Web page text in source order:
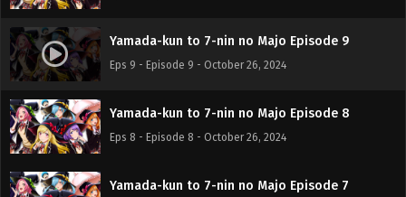
Yamada-kun to 7-nin no Majo Episode 9
Eps 9 - Episode 9 - October 26, 2024
Yamada-kun to 7-nin no Majo Episode 8
Eps 8 - Episode 8 - October 26, 2024
Yamada-kun to 7-nin no Majo Episode 7